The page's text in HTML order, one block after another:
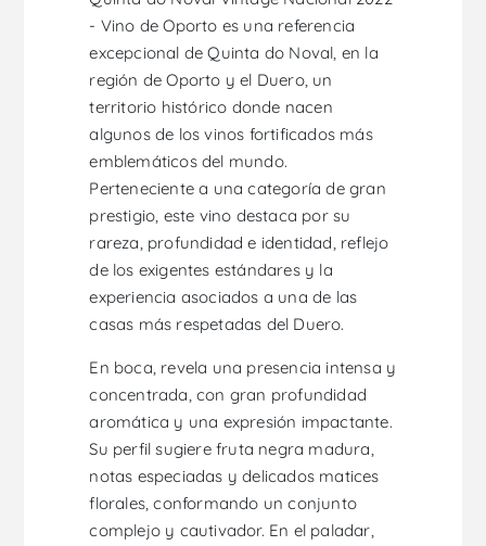
- Vino de Oporto es una referencia
excepcional de Quinta do Noval, en la
región de Oporto y el Duero, un
territorio histórico donde nacen
algunos de los vinos fortificados más
emblemáticos del mundo.
Perteneciente a una categoría de gran
prestigio, este vino destaca por su
rareza, profundidad e identidad, reflejo
de los exigentes estándares y la
experiencia asociados a una de las
casas más respetadas del Duero.
En boca, revela una presencia intensa y
concentrada, con gran profundidad
aromática y una expresión impactante.
Su perfil sugiere fruta negra madura,
notas especiadas y delicados matices
florales, conformando un conjunto
complejo y cautivador. En el paladar,